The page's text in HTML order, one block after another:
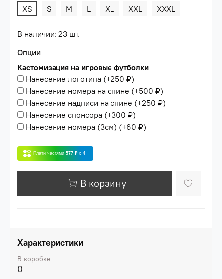
XS S M L XL XXL XXXL
В наличии: 23 шт.
Опции
Кастомизация на игровые футболки
Нанесение логотипа (+250 ₽)
Нанесение номера на спине (+500 ₽)
Нанесение надписи на спине (+250 ₽)
Нанесение спонсора (+300 ₽)
Нанесение номера (3см) (+60 ₽)
Плати частями 577 ₽ x 4
В корзину
Характеристики
В коробке
0